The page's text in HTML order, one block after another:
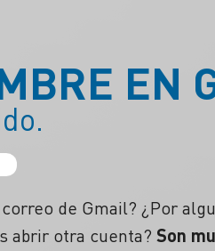
EN
correo de Gmail? ¿Por
abrir otra cuenta? Son